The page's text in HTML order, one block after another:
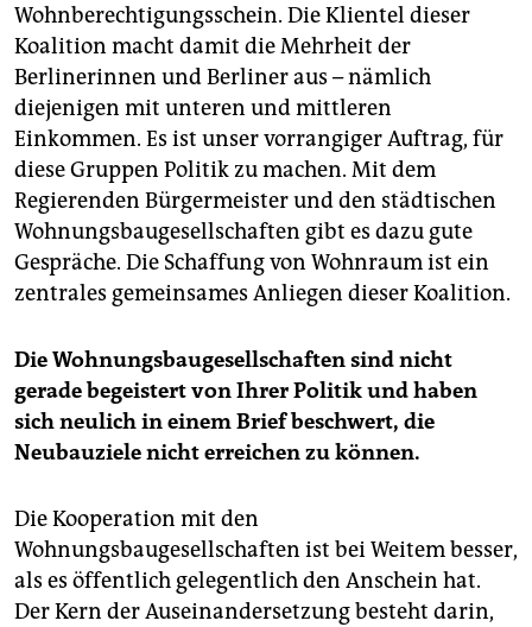
Wohnberechtigungsschein. Die Klientel dieser
Koalition macht damit die Mehrheit der
Berlinerinnen und Berliner aus – nämlich
diejenigen mit unteren und mittleren
Einkommen. Es ist unser vorrangiger Auftrag, für
diese Gruppen Politik zu machen. Mit dem
Regierenden Bürgermeister und den städtischen
Wohnungsbaugesellschaften gibt es dazu gute
Gespräche. Die Schaffung von Wohnraum ist ein
zentrales gemeinsames Anliegen dieser Koalition.
Die Wohnungsbaugesellschaften sind nicht
gerade begeistert von Ihrer Politik und haben
sich neulich in einem Brief beschwert, die
Neubauziele nicht erreichen zu können.
Die Kooperation mit den
Wohnungsbaugesellschaften ist bei Weitem besser,
als es öffentlich gelegentlich den Anschein hat.
Der Kern der Auseinandersetzung besteht darin,